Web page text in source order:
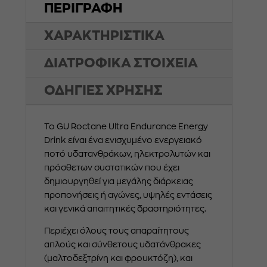
ΠΕΡΙΓΡΑΦΗ
ΧΑΡΑΚΤΗΡΙΣΤΙΚΑ
ΔΙΑΤΡΟΦΙΚΑ ΣΤΟΙΧΕΙΑ
ΟΔΗΓΙΕΣ ΧΡΗΣΗΣ
Το GU Roctane Ultra Endurance Energy
Drink είναι ένα ενισχυμένο ενεργειακό
ποτό υδατανθράκων, ηλεκτρολυτών και
πρόσθετων συστατικών που έχει
δημιουργηθεί για μεγάλης διάρκειας
προπονήσεις ή αγώνες, υψηλές εντάσεις
και γενικά απαιτητικές δραστηριότητες.
Περιέχει όλους τους απαραίτητους
απλούς και σύνθετους υδατάνθρακες
(μαλτοδεξτρίνη και φρουκτόζη), και